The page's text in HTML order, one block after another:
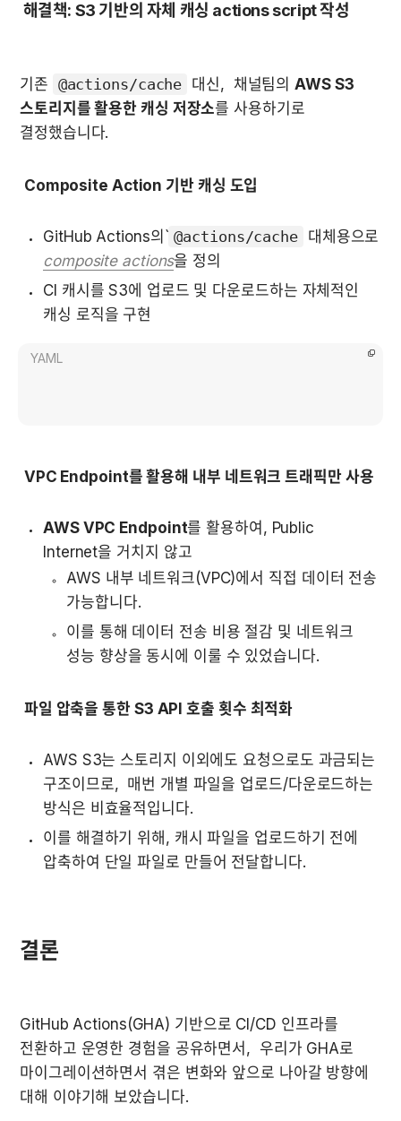
해결책: S3 기반의 자체 캐싱 actions script 작성
기존 @actions/cache 대신,  채널팀의 AWS S3
스토리지를 활용한 캐싱 저장소를 사용하기로
결정했습니다.
Composite Action 기반 캐싱 도입
GitHub Actions의` @actions/cache
composite actions
CI 캐시를 S3에 업로드 및 다운로드하는 자체적인
YAML
VPC Endpoint를 활용해 내부 네트워크 트래픽만 사용
AWS VPC Endpoint를 활용하여, Public
AWS 내부 네트워크(VPC)에서 직접 데이터 전송
가능합니다.
이를 통해 데이터 전송 비용 절감 및 네트워크
성능 향상을 동시에 이룰 수 있었습니다.
파일 압축을 통한 S3 API 호출 횟수 최적화
AWS S3는 스토리지 이외에도 요청으로도 과금되는
구조이므로,  매번 개별 파일을 업로드/다운로드하는
방식은 비효율적입니다.
이를 해결하기 위해, 캐시 파일을 업로드하기 전에
압축하여 단일 파일로 만들어 전달합니다.
결론
GitHub Actions(GHA) 기반으로 CI/CD 인프라를
전환하고 운영한 경험을 공유하면서,  우리가 GHA로
마이그레이션하면서 겪은 변화와 앞으로 나아갈 방향에